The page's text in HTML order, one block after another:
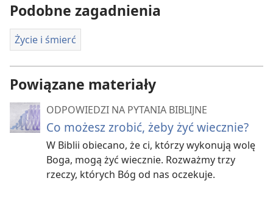
Podobne zagadnienia
Życie i śmierć
Powiązane materiały
ODPOWIEDZI NA PYTANIA BIBLIJNE
Co możesz zrobić, żeby żyć wiecznie?
W Biblii obiecano, że ci, którzy wykonują wolę
Boga, mogą żyć wiecznie. Rozważmy trzy
rzeczy, których Bóg od nas oczekuje.